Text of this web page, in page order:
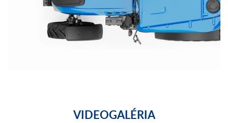
VIDEOGALÉRIA